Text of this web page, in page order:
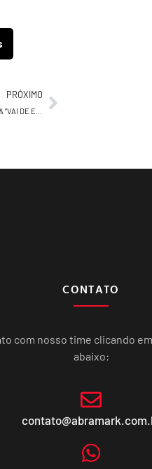
PRÓXIMO
CONTATO
com nosso time clicando
abaixo: